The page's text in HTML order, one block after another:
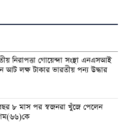
নিরাপত্তা গোয়েন্দা সংস্থা এনএসআই
আট লক্ষ টাকার ভারতীয় পন্য উদ্ধার
৮ মাস পর স্বজনরা খুঁজে পেলেন